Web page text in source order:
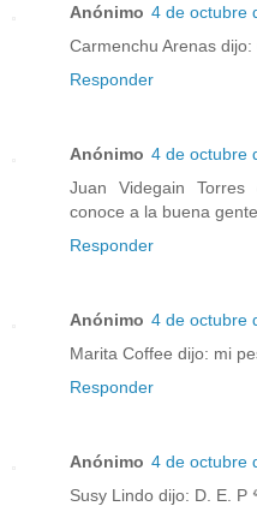
Anónimo 4 de octubre
Carmenchu Arenas
Responder
Anónimo 4 de octubre
Juan Videgain
conoce a la buena gente.
Responder
Anónimo 4 de octubre
Marita Coffee dijo: mi
Responder
Anónimo 4 de octubre
Susy Lindo dijo: D. E. P